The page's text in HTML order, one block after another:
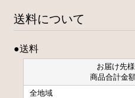
送料について
●送料
お届け先
商品合計金
全地域